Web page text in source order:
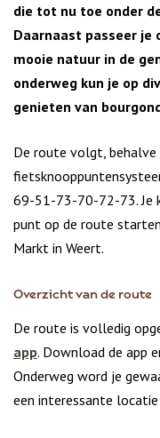
die tot nu toe onder
Daarnaast passeer je
mooie natuur in de
onderweg kun je op
genieten van
De route volgt,
69-51-73-70-72-73. Je
punt op de route
Markt in Weert.
Overzicht van de route
De route is volledig
app. Download de app
Onderweg word je
een interessante